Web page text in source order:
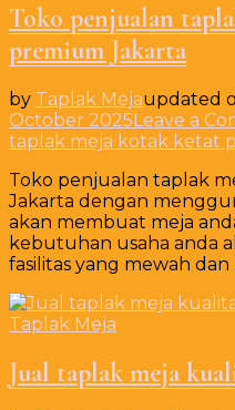
Toko penjualan
premium Jakarta
by Taplak Mejaupdated
October 2025 Leave a
taplak meja kotak ketat
Toko penjualan taplak
Jakarta dengan
akan membuat meja
kebutuhan usaha anda
fasilitas yang mewah dan
Taplak Meja
Jual taplak meja